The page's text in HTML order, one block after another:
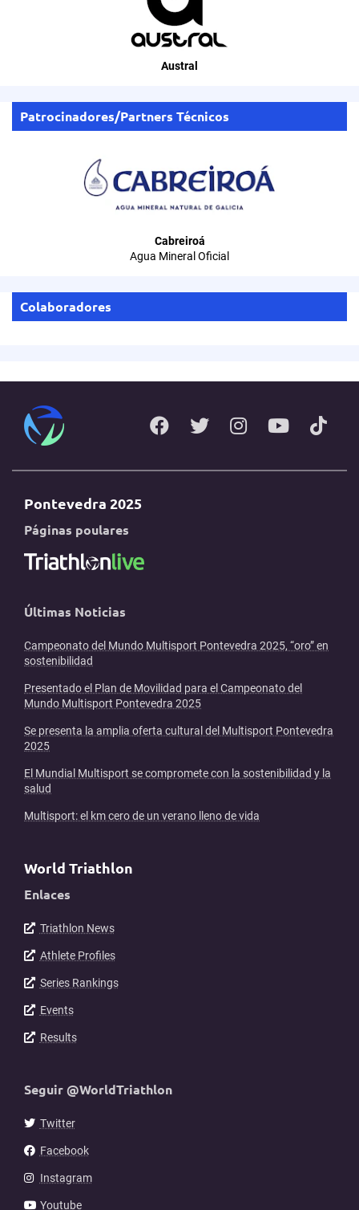
Austral
Patrocinadores/Partners Técnicos
Cabreiroá
Agua Mineral Oficial
Colaboradores
Pontevedra 2025
Páginas poulares
Últimas Noticias
Campeonato del Mundo Multisport Pontevedra 2025, “oro” en
sostenibilidad
Presentado el Plan de Movilidad para el Campeonato del
Mundo Multisport Pontevedra 2025
Se presenta la amplia oferta cultural del Multisport Pontevedra
2025
El Mundial Multisport se compromete con la sostenibilidad y la
salud
Multisport: el km cero de un verano lleno de vida
World Triathlon
Enlaces
Triathlon News
Athlete Profiles
Series Rankings
Events
Results
Seguir @WorldTriathlon
Twitter
Facebook
Instagram
Youtube